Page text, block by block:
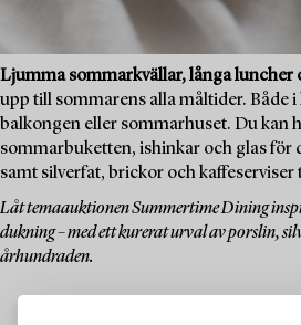
Ljumma sommarkvällar, långa luncher
upp till sommarens alla måltider. Både
balkongen eller sommarhuset. Du kan
sommarbuketten, ishinkar och glas för
samt silverfat, brickor och
Låt temaauktionen Summertime Dining
dukning – med ett kurerat urval av porslin,
århundraden.